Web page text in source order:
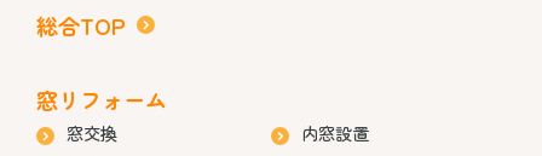
総合TOP
窓リフォーム
窓交換
内窓設置